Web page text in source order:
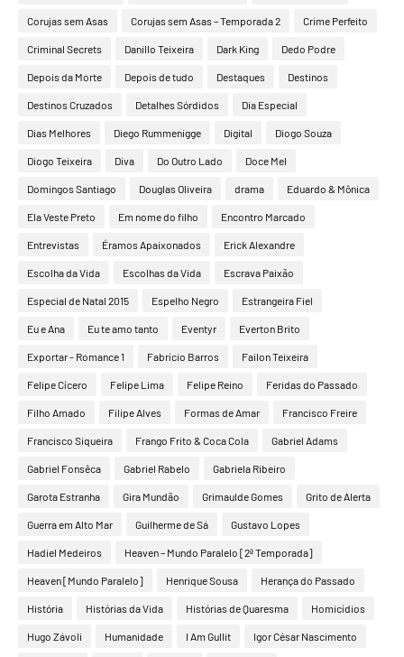
Corujas sem Asas Corujas sem Asas – Temporada 2 Crime Perfeito
Criminal Secrets Danillo Teixeira Dark King Dedo Podre
Depois da Morte Depois de tudo Destaques Destinos
Destinos Cruzados Detalhes Sórdidos Dia Especial
Dias Melhores Diego Rummenigge Digital Diogo Souza
Diogo Teixeira Diva Do Outro Lado Doce Mel
Domingos Santiago Douglas Oliveira drama Eduardo & Mônica
Ela Veste Preto Em nome do filho Encontro Marcado
Entrevistas Éramos Apaixonados Erick Alexandre
Escolha da Vida Escolhas da Vida Escrava Paixão
Especial de Natal 2015 Espelho Negro Estrangeira Fiel
Eu e Ana Eu te amo tanto Eventyr Everton Brito
Exportar - Romance 1 Fabrício Barros Failon Teixeira
Felipe Cícero Felipe Lima Felipe Reino Feridas do Passado
Filho Amado Filipe Alves Formas de Amar Francisco Freire
Francisco Siqueira Frango Frito & Coca Cola Gabriel Adams
Gabriel Fonsêca Gabriel Rabelo Gabriela Ribeiro
Garota Estranha Gira Mundão Grimaulde Gomes Grito de Alerta
Guerra em Alto Mar Guilherme de Sá Gustavo Lopes
Hadiel Medeiros Heaven – Mundo Paralelo [2ª Temporada]
Heaven [Mundo Paralelo] Henrique Sousa Herança do Passado
História Histórias da Vida Histórias de Quaresma Homicídios
Hugo Závoli Humanidade I Am Gullit Igor César Nascimento